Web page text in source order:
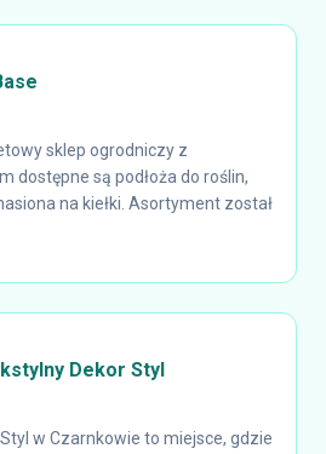
sklep ogrodniczy z
dostępne są podłoża do roślin,
na kiełki. Asortyment został
Dekor Styl
w Czarnkowie to miejsce, gdzie